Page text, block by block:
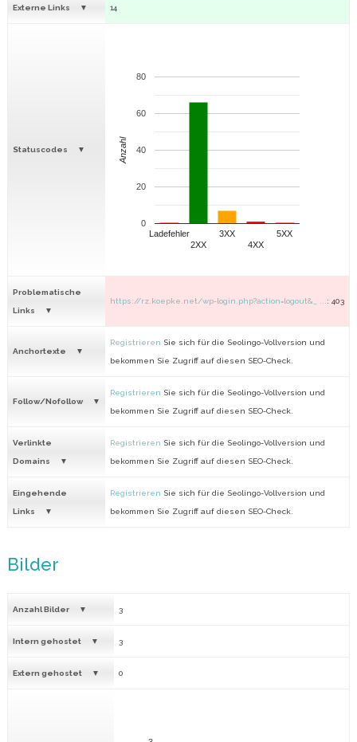
Externe Links 14
Statuscodes
Ladefehler
2XX
3XX
4XX
5XX
0
20
40
60
80
Anzahl
Problematische
Links
https://rz.koepke.net/wp-login.php?action=logout&_ ... : 403
Anchortexte
Registrieren Sie sich für die Seolingo-Vollversion und
bekommen Sie Zugriff auf diesen SEO-Check.
Follow/Nofollow
Registrieren Sie sich für die Seolingo-Vollversion und
bekommen Sie Zugriff auf diesen SEO-Check.
Verlinkte
Domains
Registrieren Sie sich für die Seolingo-Vollversion und
bekommen Sie Zugriff auf diesen SEO-Check.
Eingehende
Links
Registrieren Sie sich für die Seolingo-Vollversion und
bekommen Sie Zugriff auf diesen SEO-Check.
Bilder
Anzahl Bilder 3
Intern gehostet 3
Extern gehostet 0